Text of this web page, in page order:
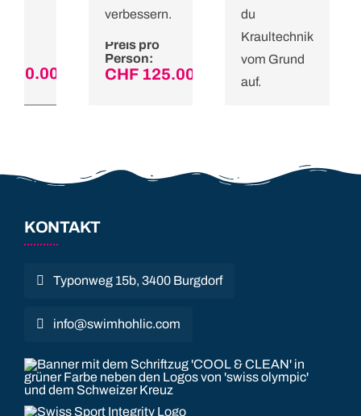
150.00
verbessern.
Preis pro
Person:
CHF125.00
du
Kraultechnik
vom Grund
auf.
KONTAKT
Typonweg 15b, 3400 Burgdorf
info@swimhohlic.com